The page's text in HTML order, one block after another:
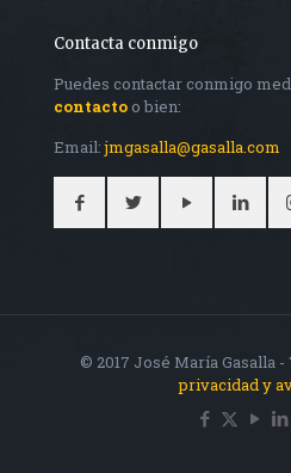
Contacta conmigo
Puedes contactar conmigo
contacto o bien:
Email:jmgasalla@gasalla.com
© 2017 José María Gasalla -
privacidad y